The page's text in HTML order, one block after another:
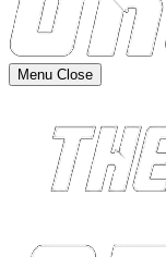
Menu Close